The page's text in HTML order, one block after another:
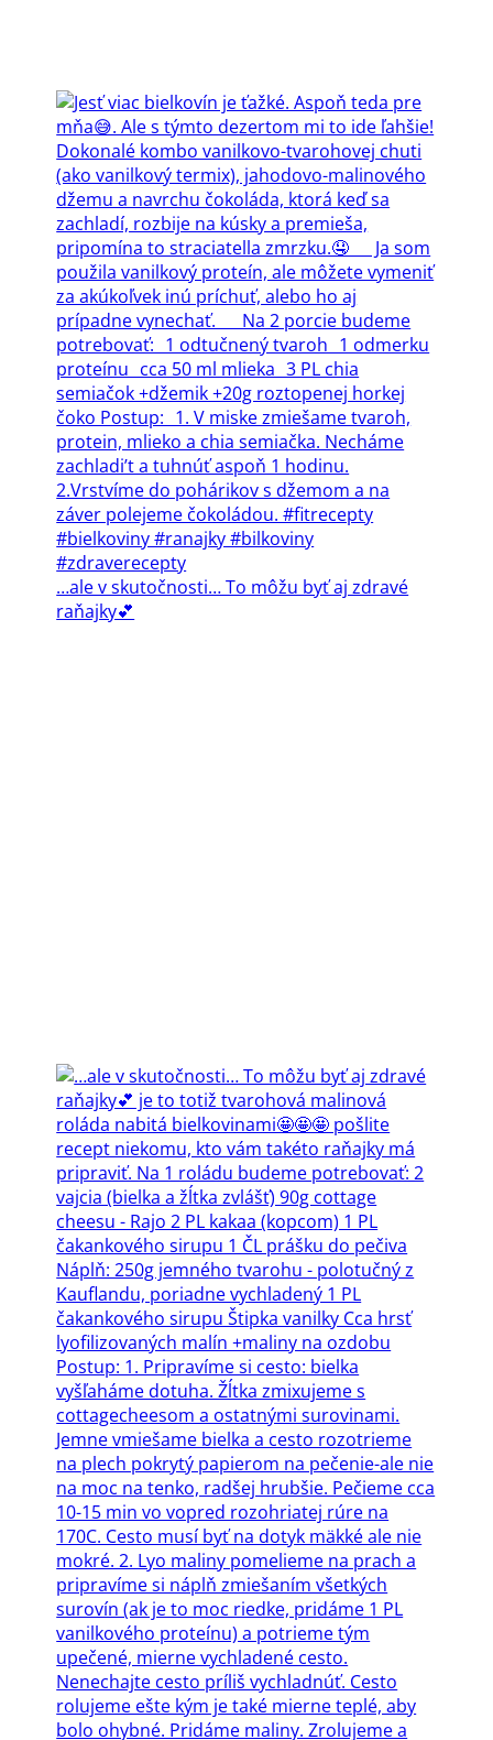
…ale v skutočnosti… To môžu byť aj zdravé
raňajky💕